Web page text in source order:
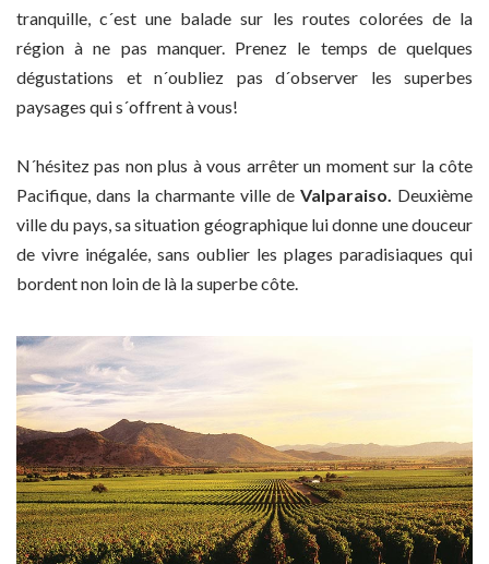
tranquille, c´est une balade sur les routes colorées de la
région à ne pas manquer. Prenez le temps de quelques
dégustations et n´oubliez pas d´observer les superbes
paysages qui s´offrent à vous!
N´hésitez pas non plus à vous arrêter un moment sur la côte
Pacifique, dans la charmante ville de Valparaiso. Deuxième
ville du pays, sa situation géographique lui donne une douceur
de vivre inégalée, sans oublier les plages paradisiaques qui
bordent non loin de là la superbe côte.